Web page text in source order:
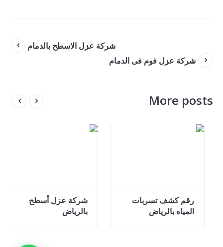
شركة عزل الاسطح بالدمام
شركة عزل فوم فى الدمام
More posts
رقم كشف تسربات
المياه بالرياض
تسربات الرياض